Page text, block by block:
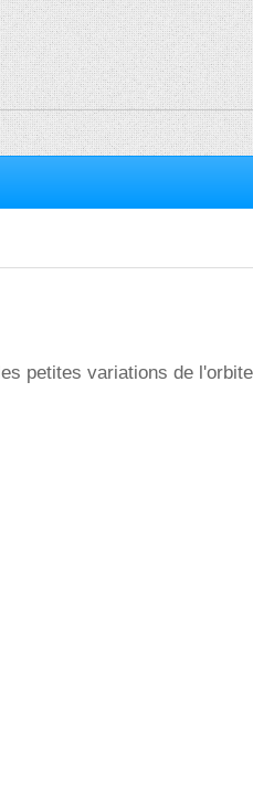
petites variations de